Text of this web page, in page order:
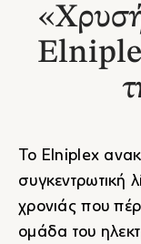
Το Elniplex
συγκεντρωτική
χρονιάς που
ομάδα του